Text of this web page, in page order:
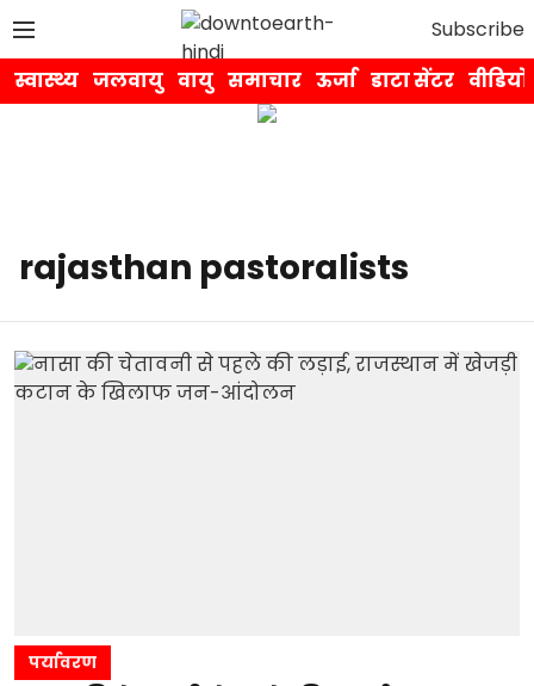
Subscribe
स्वास्थ्य जलवायु वायु समाचार ऊर्जा डाटा सेंटर वीडियो
rajasthan pastoralists
पर्यावरण